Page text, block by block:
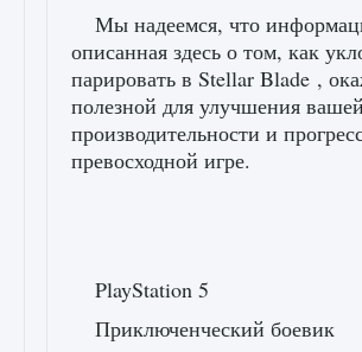
Мы надеемся, что
описанная здесь о том, как
парировать в Stellar Blade ,
полезной для улучшения вашей
производительности и
превосходной игре.
PlayStation 5
Приключенческий боевик